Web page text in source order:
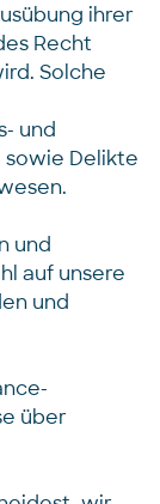
ihrer
Recht
Solche
und
Delikte
und
auf unsere
und
über